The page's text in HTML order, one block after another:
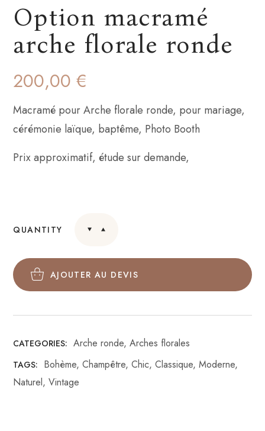
Option macramé
arche florale ronde
200,00€
Macramé pour Arche florale ronde, pour mariage,
cérémonie laïque, baptême, Photo Booth
Prix approximatif, étude sur demande,
QUANTITY
AJOUTER AU DEVIS
CATEGORIES: Arche ronde,Arches florales
TAGS: Bohème,Champêtre,Chic,Classique,Moderne,
Naturel,Vintage